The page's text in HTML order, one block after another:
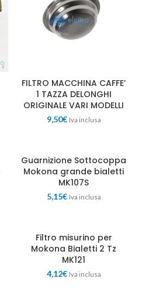
FILTRO MACCHINA CAFFE’
1 TAZZA DELONGHI
ORIGINALE VARI MODELLI
9,50€ Iva inclusa
Guarnizione Sottocoppa
Mokona grande bialetti
MK107S
5,15€ Iva inclusa
Filtro misurino per
Mokona Bialetti 2 Tz
MK121
4,12€ Iva inclusa